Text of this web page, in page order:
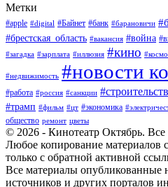
Метки
#apple #digital #Байнет #банк #барановичи
#брестская_область #вакансия #война
#загадка #зарплата #иллюзия #кино
#недвижимость #новости
#работа #россия #санкции
#трамп #фильм #цт #экономика
общество ремонт цветы
© 2026 - Кинотеатр Октябрь.
Любое копирование материалов
только с обратной активной
Все материалы опубликованные
источников и других порталов